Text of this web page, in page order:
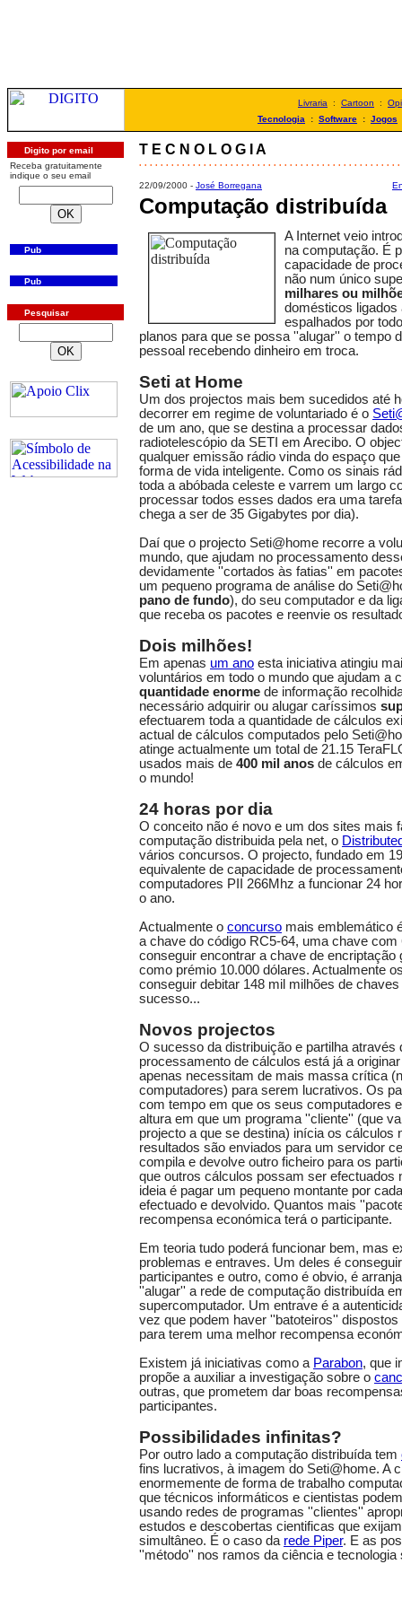
Livraria : Cartoon :
Tecnologia : Software : Jogos
Digito por email
Receba gratuitamente
indique o seu email
Pub
Pub
Pesquisar
T E C N O L O G I A
. . . . . . . . . . . . . . . . . . . . . . . . . . . . . . . . . . . . . . . . . . . . . . . .
22/09/2000 - José Borregana
Computação distribuída
A Internet veio
na computação. É
capacidade de
não num único
milhares ou
domésticos ligados
espalhados por
planos para que se possa ''alugar'' o tempo
pessoal recebendo dinheiro em troca.
Seti at Home
Um dos projectos mais bem sucedidos até
decorrer em regime de voluntariado é o
de um ano, que se destina a processar
radiotelescópio da SETI em Arecibo. O
qualquer emissão rádio vinda do espaço
forma de vida inteligente. Como os sinais
toda a abóbada celeste e varrem um largo
processar todos esses dados era uma
chega a ser de 35 Gigabytes por dia).
Daí que o projecto Seti@home recorre a
mundo, que ajudam no processamento
devidamente ''cortados às fatias'' em
um pequeno programa de análise do
pano de fundo), do seu computador e da
que receba os pacotes e reenvie os
Dois milhões!
Em apenas um ano esta iniciativa atingiu
voluntários em todo o mundo que ajudam a
quantidade enorme de informação
necessário adquirir ou alugar caríssimos
efectuarem toda a quantidade de cálculos
actual de cálculos computados pelo
atinge actualmente um total de 21.15
usados mais de 400 mil anos de cálculos
o mundo!
24 horas por dia
O conceito não é novo e um dos sites mais
computação distribuida pela net, o
vários concursos. O projecto, fundado em
equivalente de capacidade de
computadores PII 266Mhz a funcionar 24
o ano.
Actualmente o concurso mais emblemático
a chave do código RC5-64, uma chave com
conseguir encontrar a chave de encriptação
como prémio 10.000 dólares. Actualmente
conseguir debitar 148 mil milhões de
sucesso...
Novos projectos
O sucesso da distribuição e partilha através
processamento de cálculos está já a
apenas necessitam de mais massa crítica
computadores) para serem lucrativos. Os
com tempo em que os seus computadores
altura em que um programa ''cliente'' (que
projecto a que se destina) inícia os cálculos
resultados são enviados para um servidor
compila e devolve outro ficheiro para os
que outros cálculos possam ser efectuados
ideia é pagar um pequeno montante por
efectuado e devolvido. Quantos mais
recompensa económica terá o participante.
Em teoria tudo poderá funcionar bem, mas
problemas e entraves. Um deles é
participantes e outro, como é obvio, é
''alugar'' a rede de computação distribuída
supercomputador. Um entrave é a
vez que podem haver ''batoteiros''
para terem uma melhor recompensa
Existem já iniciativas como a Parabon, que
propõe a auxiliar a investigação sobre o
outras, que prometem dar boas
participantes.
Possibilidades infinitas?
Por outro lado a computação distribuída tem
fins lucrativos, à imagem do Seti@home. A
enormemente de forma de trabalho
que técnicos informáticos e cientistas
usando redes de programas ''clientes''
estudos e descobertas cientificas que
simultâneo. É o caso da rede Piper. E as
''método'' nos ramos da ciência e tecnologia